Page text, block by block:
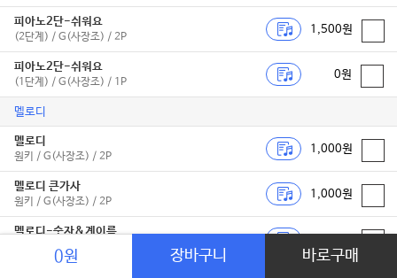
피아노2단-쉬워요
(2단계) / G(사장조) / 2P
1,500원
피아노2단-쉬워요
(1단계) / G(사장조) / 1P
0원
멜로디
멜로디
원키 / G(사장조) / 2P
1,000원
멜로디 큰가사
원키 / G(사장조) / 2P
1,000원
멜로디-숫자&계이름
(쉬운 멜로디 for 칼림바,리... / C(다장조) / 2P
0원 장바구니 바로구매